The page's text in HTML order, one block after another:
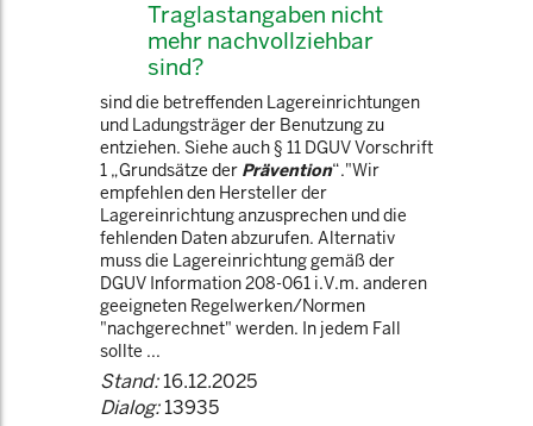
Traglastangaben nicht
mehr nachvollziehbar
sind?
sind die betreffenden Lagereinrichtungen
und Ladungsträger der Benutzung zu
entziehen. Siehe auch § 11 DGUV Vorschrift
1 „Grundsätze der Prävention“."Wir
empfehlen den Hersteller der
Lagereinrichtung anzusprechen und die
fehlenden Daten abzurufen. Alternativ
muss die Lagereinrichtung gemäß der
DGUV Information 208-061 i.V.m. anderen
geeigneten Regelwerken/Normen
"nachgerechnet" werden. In jedem Fall
sollte ...
Stand:16.12.2025
Dialog:13935